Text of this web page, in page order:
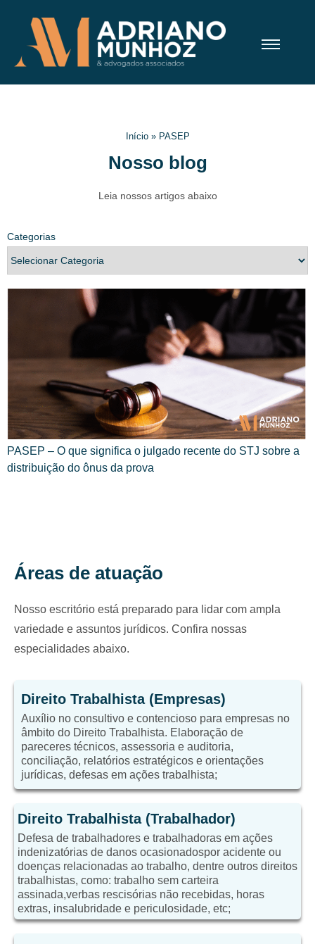
Início» PASEP
Nosso blog
Leia nossos artigos abaixo
Categorias
PASEP – O que significa o julgado recente do STJ sobre a
distribuição do ônus da prova
Áreas de atuação
Nosso escritório está preparado para lidar com ampla
variedade e assuntos jurídicos. Confira nossas
especialidades abaixo.
Direito Trabalhista (Empresas)
Auxílio no consultivo e contencioso para empresas no
âmbito do Direito Trabalhista. Elaboração de
pareceres técnicos, assessoria e auditoria,
conciliação, relatórios estratégicos e orientações
jurídicas, defesas em ações trabalhista;
Direito Trabalhista (Trabalhador)
Defesa de trabalhadores e trabalhadoras em ações
indenizatórias de danos ocasionadospor acidente ou
doenças relacionadas ao trabalho, dentre outros direitos
trabalhistas, como: trabalho sem carteira
assinada,verbas rescisórias não recebidas, horas
extras, insalubridade e periculosidade, etc;